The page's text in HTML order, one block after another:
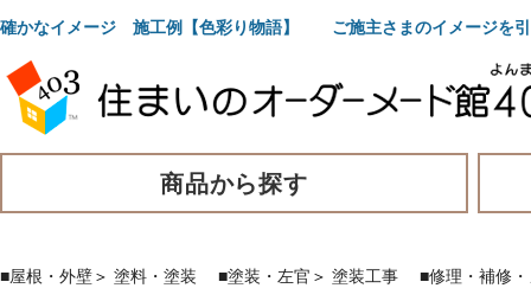
確かなイメージ 施工例【色彩り物語】 ご施主さまのイメージを引
商品から探す
■屋根・外壁＞ 塗料・塗装 ■塗装・左官 ＞ 塗装工事 ■修理・補修